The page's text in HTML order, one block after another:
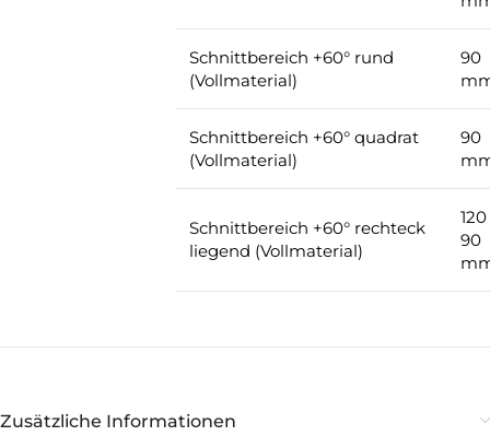
Schnittbereich +60° rund
(Vollmaterial)
90
Schnittbereich +60° quadrat
(Vollmaterial)
90
Schnittbereich +60° rechteck
liegend (Vollmaterial)
90
Zusätzliche Informationen